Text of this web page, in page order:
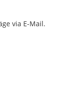
via E-Mail.